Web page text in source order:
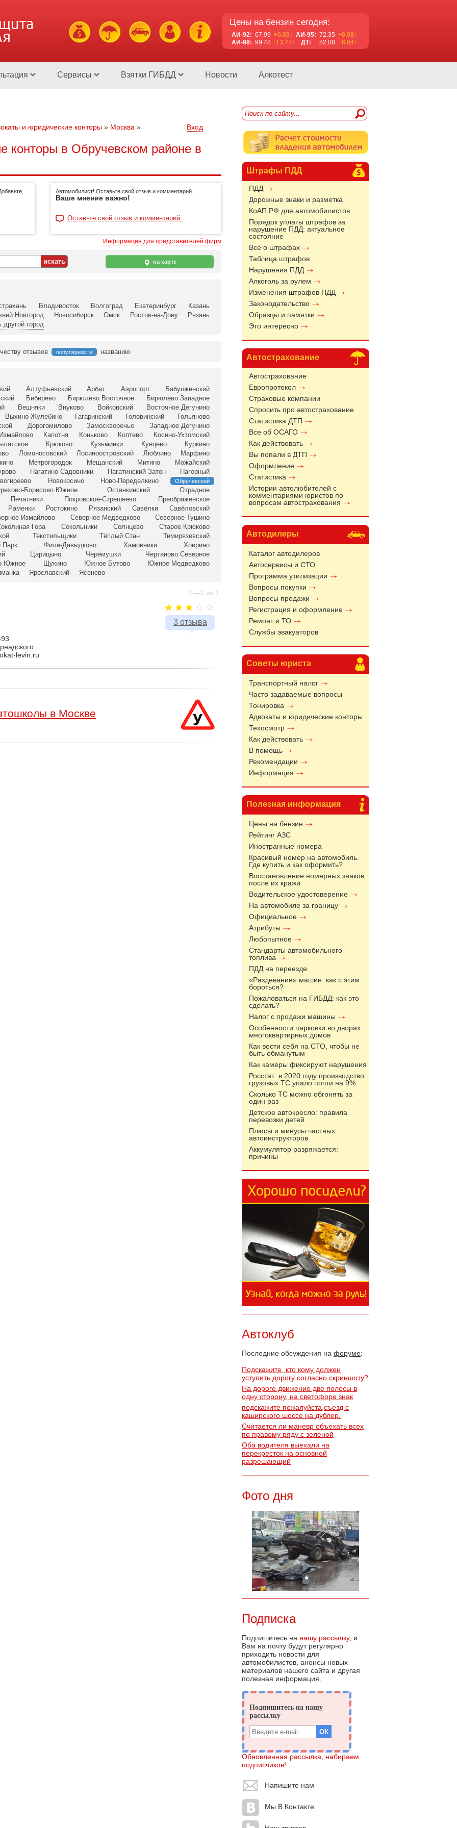
Цены на бензин сегодня:
АИ-92: 67.99 +6.03↑ АИ-95: 72.35 +6.08↑
АИ-98: 99.48 +13.77↑ ДТ: 82.08 +6.64↑
Сервисы Взятки ГИБДД Новости Алкотест
Штрафы ПДД
ПДД
Дорожные знаки и разметка
КоАП РФ для автомобилистов
Порядок уплаты штрафов за
нарушение ПДД: актуальное
состояние
Все о штрафах
Таблица штрафов
Нарушения ПДД
Алкоголь за рулем
Изменения штрафов ПДД
Законодательство
Образцы и памятки
Это интересно
Автострахование
Автострахование
Европротокол
Страховые компании
Спросить про автострахование
Статистика ДТП
Все об ОСАГО
Как действовать
Вы попали в ДТП
Оформление
Статистика
Истории автолюбителей с
комментариями юристов по
вопросам автострахования
Автодилеры
Каталог автодилеров
Автосервисы и СТО
Программа утилизации
Вопросы покупки
Вопросы продажи
Регистрация и оформление
Ремонт и ТО
Службы эвакуаторов
Советы юриста
Транспортный налог
Часто задаваемые вопросы
Тонировка
Адвокаты и юридические конторы
Техосмотр
Как действовать
В помощь
Рекомендации
Информация
Полезная информация
Цены на бензин
Рейтинг АЗС
Иностранные номера
Красивый номер на автомобиль.
Где купить и как оформить?
Восстановление номерных знаков
после их кражи
Водительское удостоверение
На автомобиле за границу
Официальное
Атрибуты
Любопытное
Стандарты автомобильного
топлива
ПДД на переезде
«Раздевание» машин: как с этим
бороться?
Пожаловаться на ГИБДД: как это
сделать?
Налог с продажи машины
Особенности парковки во дворах
многоквартирных домов
Как вести себя на СТО, чтобы не
быть обманутым
Как камеры фиксируют нарушения
Росстат: в 2020 году производство
грузовых ТС упало почти на 9%
Сколько ТС можно обгонять за
один раз
Детское автокресло: правила
перевозки детей
Плюсы и минусы частных
автоинструкторов
Аккумулятор разряжается:
причины
Автоклуб
Последние обсуждения на форуме:
Подскажите, кто кому должен
уступить дорогу согласно скриншоту?
На дороге движение две полосы в
одну сторону, на светофоре знак
подскажите пожалуйста,съезд с
каширского шоссе на дублер.
Считается ли маневр объехать всех
по правому ряду с зеленой
Оба водителя выехали на
перекресток на основной
разрешающий
Фото дня
Подписка
Подпишитесь на нашу рассылку, и
Вам на почту будут регулярно
приходить новости для
автомобилистов, анонсы новых
материалов нашего сайта и другая
полезная информация.
Обновленная рассылка, набираем
подписчиков!
Напишите нам
Мы В Контакте
и юридические конторы » Москва » Вход
конторы в Обручевском районе в
Автомобилист! Оставьте свой отзыв и комментарий.
Ваше мнение важно!
Оставьте свой отзыв и комментарий.
Информация для представителей фирм
на карте
Владивосток Волгоград Екатеринбург
Казань
Новгород
Новосибирск Омск Ростов-на-Дону
Рязань
другой город
отзывов популярности названию
Алтуфьевский Арбат Аэропорт
Бабушкинский
Бибирево Бирюлёво Восточное
Бирюлёво Западное
Вешняки Внуково Войковский
Восточное Дегунино
Выхино-Жулебино
Гагаринский Головинский
Гольяново
Дорогомилово Замоскворечье
Западное Дегунино
Капотня Коньково Коптево
Косино-Ухтомский
Крюково Кузьминки Кунцево
Куркино
Ломоносовский Лосиноостровский Люблино
Марфино
Метрогородок Мещанский Митино
Можайский
Нагатино-Садовники Нагатинский Затон
Нагорный
Новокосино Ново-Переделкино Обручевский
Борисово Южное Останкинский
Отрадное
Печатники
Покровское-Стрешнево
Преображенское
Раменки
Ростокино Рязанский Савёлки
Савёловский
Измайлово
Северное Медведково
Северное Тушино
Гора
Сокольники Солнцево
Старое Крюково
Текстильщики Тёплый Стан
Тимирязевский
Парк
Фили-Давыдково Хамовники
Ховрино
Царицыно Черёмушки
Чертаново Северное
Южное
Щукино Южное Бутово
Южное Медведково
Ярославский Ясенево
1—1 из 1.
3 отзыва
levin.ru
в Москве